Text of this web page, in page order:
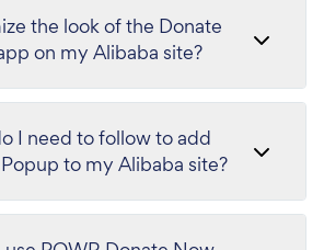
the look of the Donate
on my Alibaba site?
I need to follow to add
to my Alibaba site?